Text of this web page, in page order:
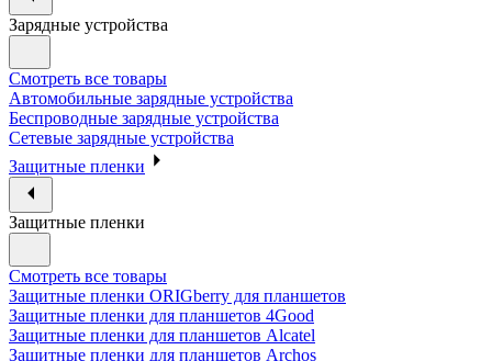
Зарядные устройства
Смотреть все товары
Автомобильные зарядные устройства
Беспроводные зарядные устройства
Сетевые зарядные устройства
Защитные пленки
Защитные пленки
Смотреть все товары
Защитные пленки ORIGberry для планшетов
Защитные пленки для планшетов 4Good
Защитные пленки для планшетов Alcatel
Защитные пленки для планшетов Archos